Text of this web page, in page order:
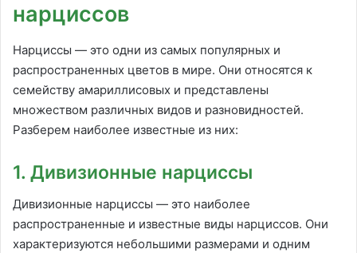
нарциссов
Нарциссы — это одни из самых популярных и
распространенных цветов в мире. Они относятся к
семейству амариллисовых и представлены
множеством различных видов и разновидностей.
Разберем наиболее известные из них:
1. Дивизионные нарциссы
Дивизионные нарциссы — это наиболее
распространенные и известные виды нарциссов. Они
характеризуются небольшими размерами и одним